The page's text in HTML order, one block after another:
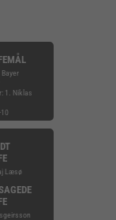
1. Niklas
Læsø